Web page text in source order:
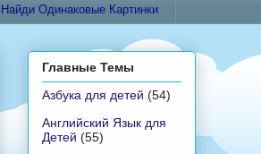
Найди Одинаковые Картинки
Главные Темы
Азбука для детей (54)
Английский Язык для
Детей (55)